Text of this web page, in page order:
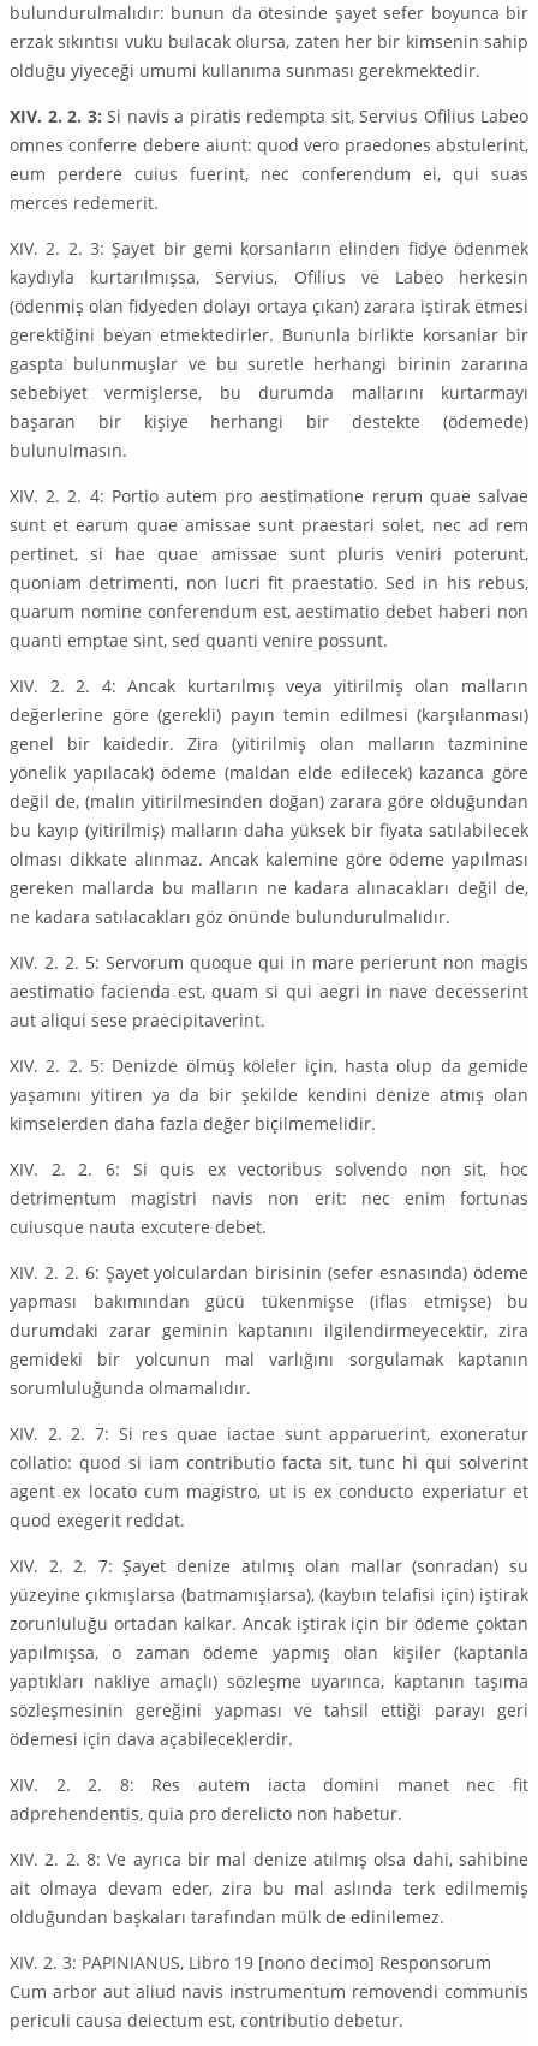
bulundurulmalıdır: bunun da ötesinde şayet sefer boyunca bir
erzak sıkıntısı vuku bulacak olursa, zaten her bir kimsenin sahip
olduğu yiyeceği umumi kullanıma sunması gerekmektedir.
XIV. 2. 2. 3: Si navis a piratis redempta sit, Servius Ofilius Labeo
omnes conferre debere aiunt: quod vero praedones abstulerint,
eum perdere cuius fuerint, nec conferendum ei, qui suas
merces redemerit.
XIV. 2. 2. 3: Şayet bir gemi korsanların elinden fidye ödenmek
kaydıyla kurtarılmışsa, Servius, Ofilius ve Labeo herkesin
(ödenmiş olan fidyeden dolayı ortaya çıkan) zarara iştirak etmesi
gerektiğini beyan etmektedirler. Bununla birlikte korsanlar bir
gaspta bulunmuşlar ve bu suretle herhangi birinin zararına
sebebiyet vermişlerse, bu durumda mallarını kurtarmayı
başaran bir kişiye herhangi bir destekte (ödemede)
bulunulmasın.
XIV. 2. 2. 4: Portio autem pro aestimatione rerum quae salvae
sunt et earum quae amissae sunt praestari solet, nec ad rem
pertinet, si hae quae amissae sunt pluris veniri poterunt,
quoniam detrimenti, non lucri fit praestatio. Sed in his rebus,
quarum nomine conferendum est, aestimatio debet haberi non
quanti emptae sint, sed quanti venire possunt.
XIV. 2. 2. 4: Ancak kurtarılmış veya yitirilmiş olan malların
değerlerine göre (gerekli) payın temin edilmesi (karşılanması)
genel bir kaidedir. Zira (yitirilmiş olan malların tazminine
yönelik yapılacak) ödeme (maldan elde edilecek) kazanca göre
değil de, (malın yitirilmesinden doğan) zarara göre olduğundan
bu kayıp (yitirilmiş) malların daha yüksek bir fiyata satılabilecek
olması dikkate alınmaz. Ancak kalemine göre ödeme yapılması
gereken mallarda bu malların ne kadara alınacakları değil de,
ne kadara satılacakları göz önünde bulundurulmalıdır.
XIV. 2. 2. 5: Servorum quoque qui in mare perierunt non magis
aestimatio facienda est, quam si qui aegri in nave decesserint
aut aliqui sese praecipitaverint.
XIV. 2. 2. 5: Denizde ölmüş köleler için, hasta olup da gemide
yaşamını yitiren ya da bir şekilde kendini denize atmış olan
kimselerden daha fazla değer biçilmemelidir.
XIV. 2. 2. 6: Si quis ex vectoribus solvendo non sit, hoc
detrimentum magistri navis non erit: nec enim fortunas
cuiusque nauta excutere debet.
XIV. 2. 2. 6: Şayet yolculardan birisinin (sefer esnasında) ödeme
yapması bakımından gücü tükenmişse (iflas etmişse) bu
durumdaki zarar geminin kaptanını ilgilendirmeyecektir, zira
gemideki bir yolcunun mal varlığını sorgulamak kaptanın
sorumluluğunda olmamalıdır.
XIV. 2. 2. 7: Si res quae iactae sunt apparuerint, exoneratur
collatio: quod si iam contributio facta sit, tunc hi qui solverint
agent ex locato cum magistro, ut is ex conducto experiatur et
quod exegerit reddat.
XIV. 2. 2. 7: Şayet denize atılmış olan mallar (sonradan) su
yüzeyine çıkmışlarsa (batmamışlarsa), (kaybın telafisi için) iştirak
zorunluluğu ortadan kalkar. Ancak iştirak için bir ödeme çoktan
yapılmışsa, o zaman ödeme yapmış olan kişiler (kaptanla
yaptıkları nakliye amaçlı) sözleşme uyarınca, kaptanın taşıma
sözleşmesinin gereğini yapması ve tahsil ettiği parayı geri
ödemesi için dava açabileceklerdir.
XIV. 2. 2. 8: Res autem iacta domini manet nec fit
adprehendentis, quia pro derelicto non habetur.
XIV. 2. 2. 8: Ve ayrıca bir mal denize atılmış olsa dahi, sahibine
ait olmaya devam eder, zira bu mal aslında terk edilmemiş
olduğundan başkaları tarafından mülk de edinilemez.
XIV. 2. 3: PAPINIANUS, Libro 19 [nono decimo] Responsorum
Cum arbor aut aliud navis instrumentum removendi communis
periculi causa deiectum est, contributio debetur.